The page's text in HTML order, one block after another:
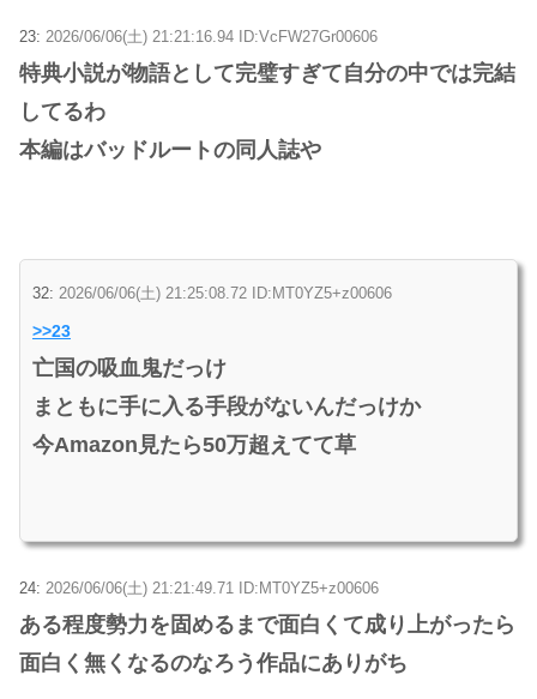
23: 2026/06/06(土) 21:21:16.94 ID:VcFW27Gr00606
特典小説が物語として完璧すぎて自分の中では完結
してるわ
本編はバッドルートの同人誌や
32: 2026/06/06(土) 21:25:08.72 ID:MT0YZ5+z00606
>>23
亡国の吸血鬼だっけ
まともに手に入る手段がないんだっけか
今Amazon見たら50万超えてて草
24: 2026/06/06(土) 21:21:49.71 ID:MT0YZ5+z00606
ある程度勢力を固めるまで面白くて成り上がったら
面白く無くなるのなろう作品にありがち